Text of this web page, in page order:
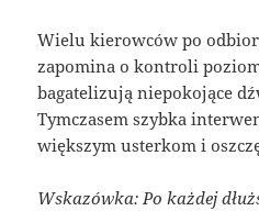
Wielu kierowców po
zapomina o kontroli
bagatelizują niepokojące
Tymczasem szybka
większym usterkom i
Wskazówka: Po każdej